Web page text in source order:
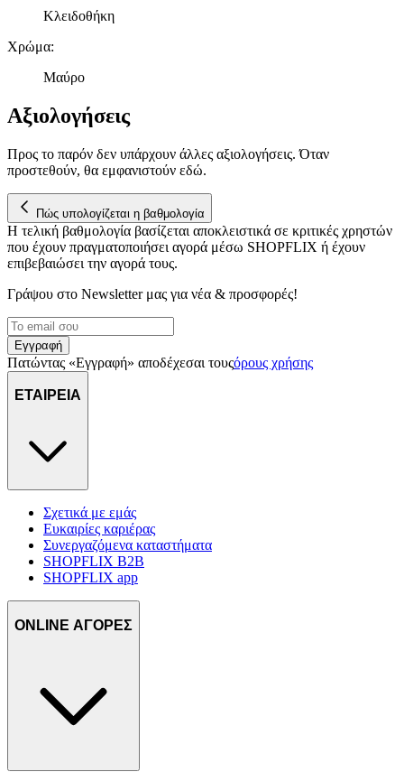
παρέχουμε λειτουργίες μέσων κοινωνικής δικτύωσης και να
μας επεξεργαζόμαστε προσωπικά σας δεδομένα, π.χ. τη
διεύθυνση IP σας, χρησιμοποιώντας τεχνολογία όπως cookies
για να αποθηκεύουμε και να έχουμε πρόσβαση σε πληροφορίες
στη συσκευή σας, με σκοπό την προβολή εξατομικευμένων
διαφημίσεων και περιεχομένου, τις μετρήσεις σχετικά με
μας και την ανάπτυξη προϊόντων. Επίσης, κοινοποιούμε
πληροφορίες σχετικά με την από μέρους σας χρήση της
τοποθεσίας μας στους συνεργάτες μέσων κοινωνικής
δικτύωσης, διαφημίσεων και ανάλυσης.
Κλειδοθήκη
Χρώμα:
Μαύρο
Αξιολογήσεις
Προς το παρόν δεν υπάρχουν άλλες αξιολογήσεις. Όταν
προστεθούν, θα εμφανιστούν εδώ.
Πώς υπολογίζεται η βαθμολογία
Η τελική βαθμολογία βασίζεται αποκλειστικά σε κριτικές χρηστών
που έχουν πραγματοποιήσει αγορά μέσω SHOPFLIX ή έχουν
επιβεβαιώσει την αγορά τους.
Γράψου στο Νewsletter μας για νέα & προσφορές!
Εγγραφή
Πατώντας «Εγγραφή» αποδέχεσαι τουςόρους χρήσης
ΕΤΑΙΡΕΙΑ
Σχετικά με εμάς
Ευκαιρίες καριέρας
Συνεργαζόμενα καταστήματα
SHOPFLIX B2B
SHOPFLIX app
ONLINE ΑΓΟΡΕΣ